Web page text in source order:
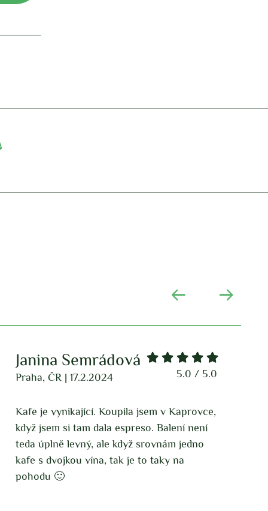
/ 5.0
Kamila Ha
Praha, ČR | 26.10.2023
Nejlepší káva Geisha, kupujeme na
přípravu filtrované kávy i do automatu,
obojí super! Naše oblíbená výběrovka,
dováží jí přímo z farmy, kde ji pěstují